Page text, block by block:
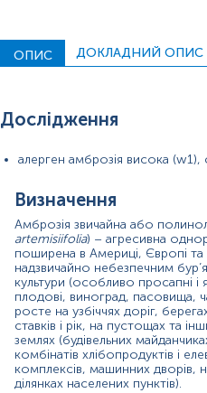
триває до середини
до пилку амброзії визнана
спричиняючи алергічний риніт
яких 22 вже добре
вважається
важливості, оскільки 95%
мають підвищений рівень
результати шкірних проб до
Алергенспецифічна
препарати та уникнення
стратегіями профілактики та
риніту та астми, спричинених
Існує значна перехресна
амброзії звичайної та
інших трав.
ОПИС ДОКЛАДНИЙ ОПИС
Дослідження
алерген амброзія висока (w1),
Визначення
Амброзія звичайна або
artemisiifolia) – агресивна
поширена в Америці, Європі та
надзвичайно небезпечним
культури (особливо просапні і
плодові, виноград, пасовища,
росте на узбіччях доріг,
ставків і рік, на пустощах та
землях (будівельних
комбінатів хлібопродуктів і
комплексів, машинних дворів,
ділянках населених пунктів).